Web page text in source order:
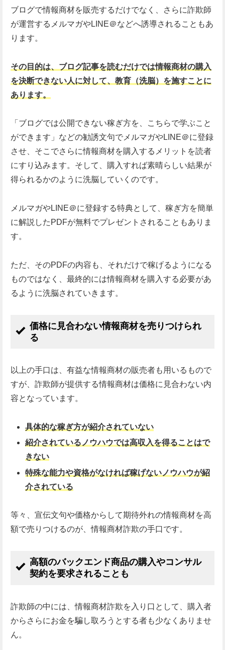
ブログで情報商材を販売するだけでなく、さらに詐欺師
が運営するメルマガやLINE＠などへ誘導されることもあ
ります。
その目的は、ブログ記事を読むだけでは情報商材の購入
を決断できない人に対して、教育（洗脳）を施すことに
あります。
「ブログでは公開できない稼ぎ方を、こちらで学ぶこと
ができます」などの勧誘文句でメルマガやLINE＠に登録
させ、そこでさらに情報商材を購入するメリットを読者
にすり込みます。そして、購入すれば素晴らしい結果が
得られるかのように洗脳していくのです。
メルマガやLINE＠に登録する特典として、稼ぎ方を簡単
に解説したPDFが無料でプレゼントされることもありま
す。
ただ、そのPDFの内容も、それだけで稼げるようになる
ものではなく、最終的には情報商材を購入する必要があ
るように洗脳されていきます。
価格に見合わない情報商材を売りつけられ
る
以上の手口は、有益な情報商材の販売者も用いるもので
すが、詐欺師が提供する情報商材は価格に見合わない内
容となっています。
具体的な稼ぎ方が紹介されていない
紹介されているノウハウでは高収入を得ることはで
きない
特殊な能力や資格がなければ稼げないノウハウが紹
介されている
等々、宣伝文句や価格からして期待外れの情報商材を高
額で売りつけるのが、情報商材詐欺の手口です。
高額のバックエンド商品の購入やコンサル
契約を要求されることも
詐欺師の中には、情報商材詐欺を入り口として、購入者
からさらにお金を騙し取ろうとする者も少なくありませ
ん。